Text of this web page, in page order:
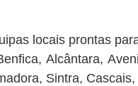
locais prontas
Alcântara,
Sintra, Cascais,